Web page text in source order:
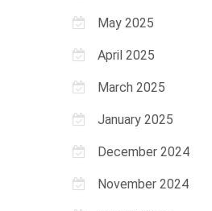
May 2025
April 2025
March 2025
January 2025
December 2024
November 2024